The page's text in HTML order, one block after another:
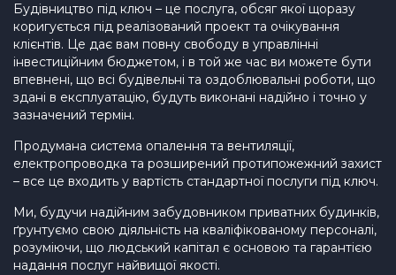
Будівництво під ключ – це послуга, обсяг якої щоразу
коригується під реалізований проект та очікування
клієнтів. Це дає вам повну свободу в управлінні
інвестиційним бюджетом, і в той же час ви можете бути
впевнені, що всі будівельні та оздоблювальні роботи, що
здані в експлуатацію, будуть виконані надійно і точно у
зазначений термін.
Продумана система опалення та вентиляції,
електропроводка та розширений протипожежний захист
– все це входить у вартість стандартної послуги під ключ.
Ми, будучи надійним забудовником приватних будинків,
ґрунтуємо свою діяльність на кваліфікованому персоналі,
розуміючи, що людський капітал є основою та гарантією
надання послуг найвищої якості.